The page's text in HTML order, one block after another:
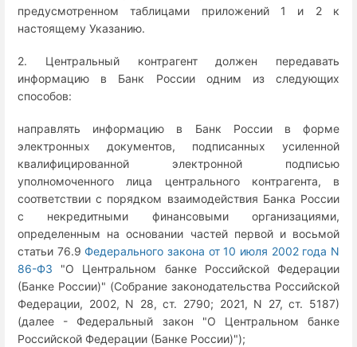
предусмотренном таблицами приложений 1 и 2 к
настоящему Указанию.
2. Центральный контрагент должен передавать
информацию в Банк России одним из следующих
способов:
направлять информацию в Банк России в форме
электронных документов, подписанных усиленной
квалифицированной электронной подписью
уполномоченного лица центрального контрагента, в
соответствии с порядком взаимодействия Банка России
с некредитными финансовыми организациями,
определенным на основании частей первой и восьмой
статьи 76.9 Федерального закона от 10 июля 2002 года N
86-ФЗ "О Центральном банке Российской Федерации
(Банке России)" (Собрание законодательства Российской
Федерации, 2002, N 28, ст. 2790; 2021, N 27, ст. 5187)
(далее - Федеральный закон "О Центральном банке
Российской Федерации (Банке России)");